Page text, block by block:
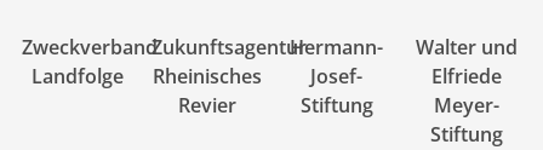
Zweckverband
Landfolge
Zukunftsagentur
Rheinisches
Revier
Hermann-
Josef-
Stiftung
Walter und
Elfriede
Meyer-
Stiftung